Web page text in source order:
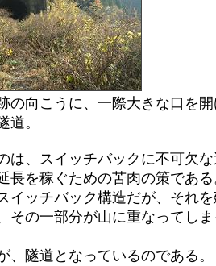
の向こうに、一際大きな口を
道。
は、スイッチバックに不可欠
長を稼ぐための苦肉の策であ
イッチバック構造だが、それ
その一部分が山に重なってし
、隧道となっているのである。